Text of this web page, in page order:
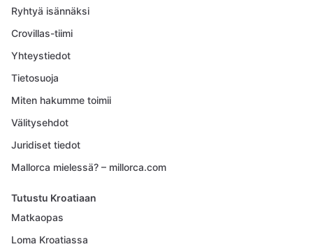
Ryhtyä isännäksi
Crovillas-tiimi
Yhteystiedot
Tietosuoja
Miten hakumme toimii
Välitysehdot
Juridiset tiedot
Mallorca mielessä? – millorca.com
Tutustu Kroatiaan
Matkaopas
Loma Kroatiassa